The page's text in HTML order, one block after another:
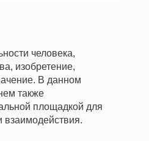
человека,
изобретение,
В данном
также
площадкой для
взаимодействия.